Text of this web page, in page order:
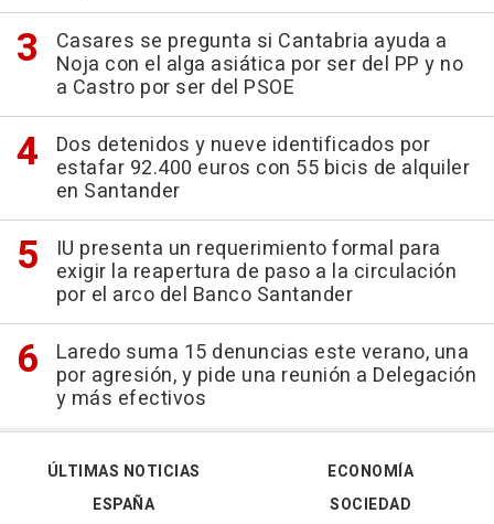
Casares se pregunta si Cantabria ayuda a
Noja con el alga asiática por ser del PP y no
a Castro por ser del PSOE
Dos detenidos y nueve identificados por
estafar 92.400 euros con 55 bicis de alquiler
en Santander
IU presenta un requerimiento formal para
exigir la reapertura de paso a la circulación
por el arco del Banco Santander
Laredo suma 15 denuncias este verano, una
por agresión, y pide una reunión a Delegación
y más efectivos
ÚLTIMAS NOTICIAS
ESPAÑA
ECONOMÍA
SOCIEDAD